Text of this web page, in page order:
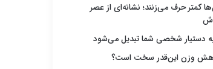
کمتر حرف می‌زنند؛ نشانه‌ای از عصر
دستیار شخصی شما تبدیل می‌شود
وزن این‌قدر سخت است؟